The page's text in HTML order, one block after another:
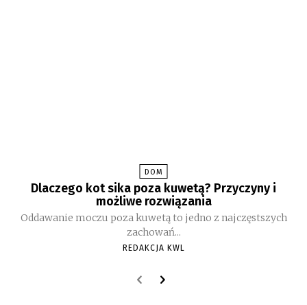
DOM
Dlaczego kot sika poza kuwetą? Przyczyny i
możliwe rozwiązania
Oddawanie moczu poza kuwetą to jedno z najczęstszych
zachowań...
REDAKCJA KWL